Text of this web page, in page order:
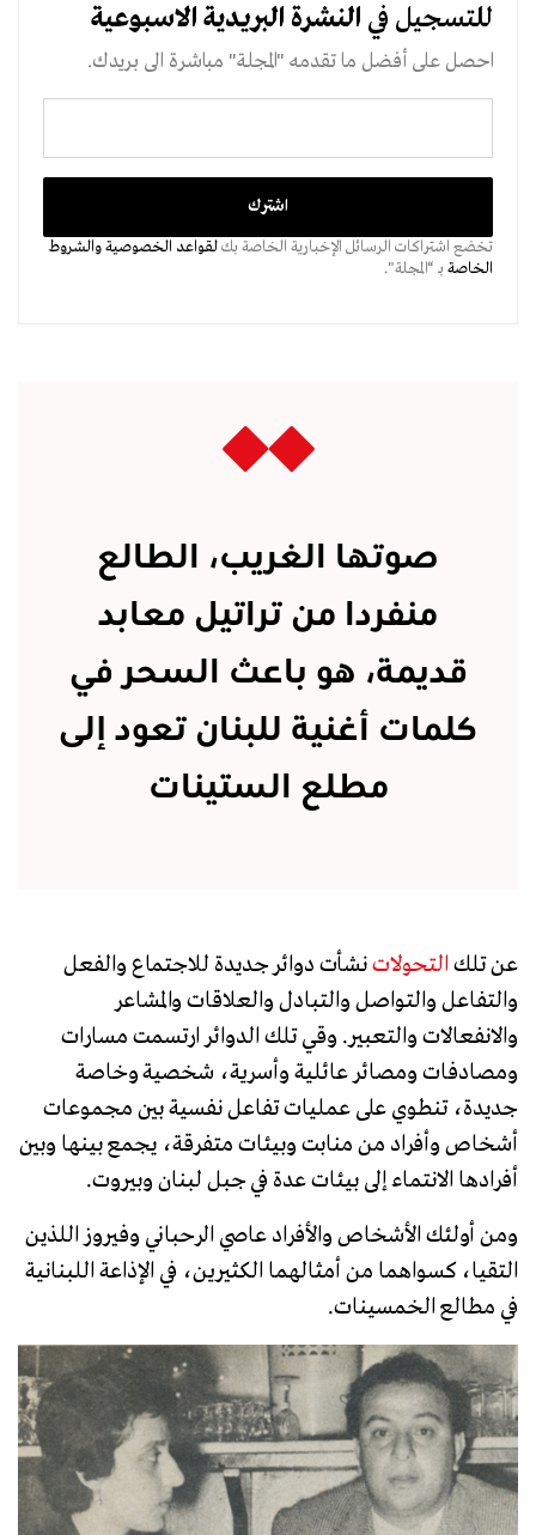
للتسجيل في النشرة البريدية الاسبوعية
احصل على أفضل ما تقدمه "المجلة" مباشرة الى بريدك.
تخضع اشتراكات الرسائل الإخبارية الخاصة بكلقواعد الخصوصيةوالشروط
الخاصة بـ “المجلة".
صوتها الغريب، الطالع
منفردا من تراتيل معابد
قديمة، هو باعث السحر في
كلمات أغنية للبنان تعود إلى
مطلع الستينات
عن تلك التحولاتنشأت دوائر جديدة للاجتماع والفعل
والتفاعل والتواصل والتبادل والعلاقات والمشاعر
والانفعالات والتعبير. وقي تلك الدوائر ارتسمت مسارات
ومصادفات ومصائر عائلية وأسرية، شخصية وخاصة
جديدة، تنطوي على عمليات تفاعل نفسية بين مجموعات
أشخاص وأفراد من منابت وبيئات متفرقة، يجمع بينها وبين
أفرادها الانتماء إلى بيئات عدة في جبل لبنان وبيروت.
ومن أولئك الأشخاص والأفراد عاصي الرحباني وفيروز اللذين
التقيا، كسواهما من أمثالهما الكثيرين، في الإذاعة اللبنانية
في مطالع الخمسينات.